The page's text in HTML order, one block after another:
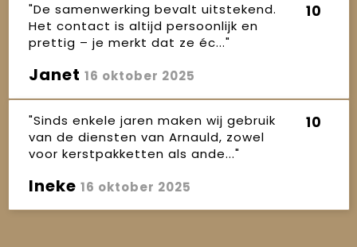
"De samenwerking bevalt uitstekend.
Het contact is altijd persoonlijk en
prettig – je merkt dat ze éc..."
10
Janet 16 oktober 2025
"Sinds enkele jaren maken wij gebruik
van de diensten van Arnauld, zowel
voor kerstpakketten als ande..."
10
Ineke 16 oktober 2025